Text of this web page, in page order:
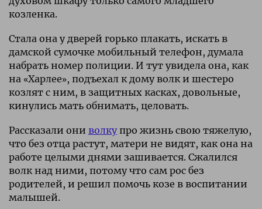
козленка.
Стала она у дверей горько плакать, искать в
дамской сумочке мобильный телефон, думала
набрать номер полиции. И тут увидела она, как
на «Харлее», подъехал к дому волк и шестеро
козлят с ним, в защитных касках, довольные,
кинулись мать обнимать, целовать.
Рассказали они волку про жизнь свою тяжелую,
что без отца растут, матери не видят, как она на
работе целыми днями зашивается. Сжалился
волк над ними, потому что сам рос без
родителей, и решил помочь козе в воспитании
малышей.